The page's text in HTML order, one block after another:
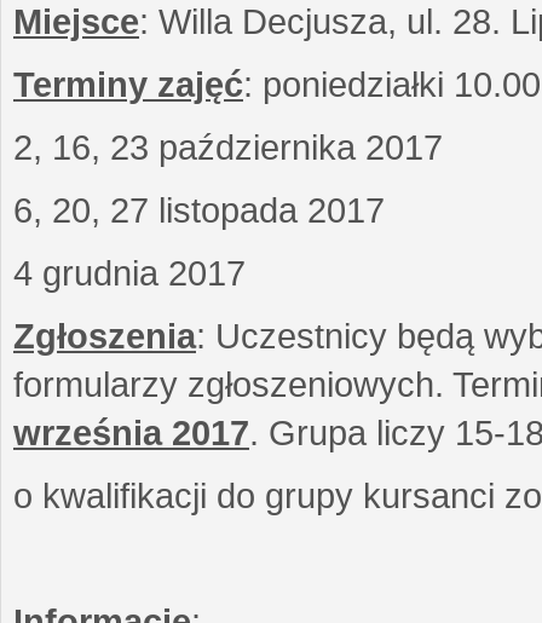
Miejsce: Willa Decjusza, ul. 28.
Terminy zajęć: poniedziałki
2, 16, 23 października 2017
6, 20, 27 listopada 2017
4 grudnia 2017
Zgłoszenia: Uczestnicy będą
formularzy zgłoszeniowych.
września 2017. Grupa liczy 15-
o kwalifikacji do grupy kursanci